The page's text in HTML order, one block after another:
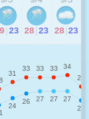
23 28 23 28 23